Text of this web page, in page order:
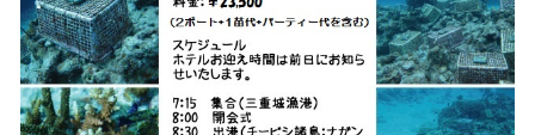
参加者はこれらのリスクを理解し、傷害や損害につながっ
た場合、またはその他いかなる理由があっても、当ツアー
開催主催者とガイド、船舶の保有者及び船長に対して損害
賠償を請求しません。